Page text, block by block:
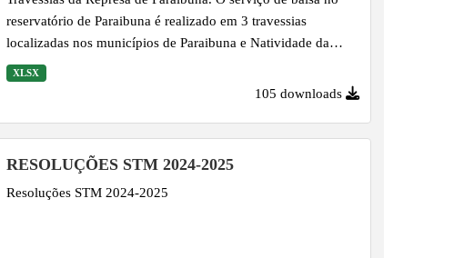
reservatório de Paraibuna é realizado em 3 travessias
localizadas nos municípios de Paraibuna e Natividade da
Serra, na região do Vale do Paraíba, no Estado de São Paulo.
Em relação aos dados, esclarecemos que o número de
os números registrados para automóveis, motocicletas,
caminhões, ônibus e bicicletas...
XLSX
105 downloads
RESOLUÇÕES STM 2024-2025
Resoluções STM 2024-2025